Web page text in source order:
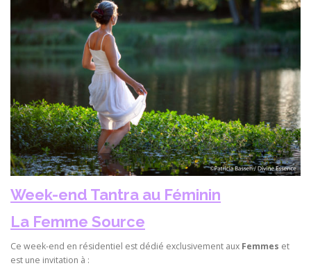
Week-end Tantra au Féminin
La Femme Source
Ce week-end en résidentiel est dédié exclusivement aux Femmes et
est une invitation à :